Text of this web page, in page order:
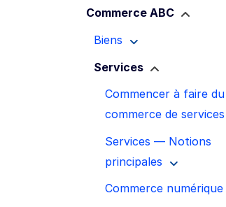
Commerce ABC
Biens
Services
Commencer à faire du
commerce de services
Services — Notions
principales
Commerce numérique